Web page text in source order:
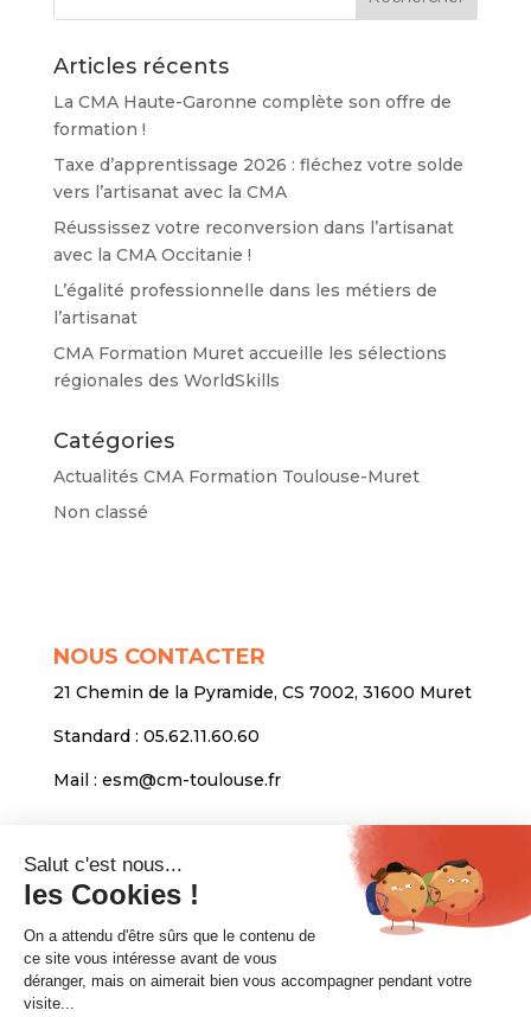
Articles récents
La CMA Haute-Garonne complète son offre de
formation !
Taxe d’apprentissage 2026 : fléchez votre solde
vers l’artisanat avec la CMA
Réussissez votre reconversion dans l’artisanat
avec la CMA Occitanie !
L’égalité professionnelle dans les métiers de
l’artisanat
CMA Formation Muret accueille les sélections
régionales des WorldSkills
Catégories
Actualités CMA Formation Toulouse-Muret
Non classé
NOUS CONTACTER
21 Chemin de la Pyramide, CS 7002, 31600 Muret
Standard : 05.62.11.60.60
Mail : esm@cm-toulouse.fr
INFORMATIONS
Mentions légales
Protection des données personnelles
Venir nous voir